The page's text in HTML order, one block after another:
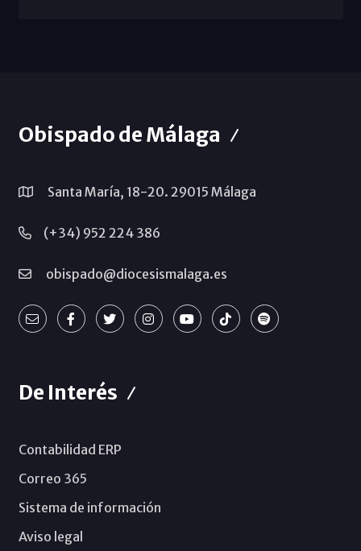
Obispado de Málaga
Santa María, 18-20. 29015 Málaga
(+34) 952 224 386
obispado@diocesismalaga.es
De Interés
Contabilidad ERP
Correo 365
Sistema de información
Aviso legal